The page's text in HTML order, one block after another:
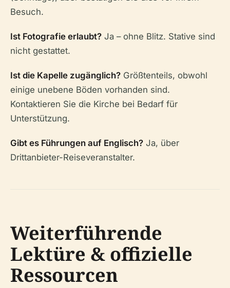
Besuch.
Ist Fotografie erlaubt? Ja – ohne Blitz. Stative sind
nicht gestattet.
Ist die Kapelle zugänglich? Größtenteils, obwohl
einige unebene Böden vorhanden sind.
Kontaktieren Sie die Kirche bei Bedarf für
Unterstützung.
Gibt es Führungen auf Englisch? Ja, über
Drittanbieter-Reiseveranstalter.
Weiterführende
Lektüre & offizielle
Ressourcen